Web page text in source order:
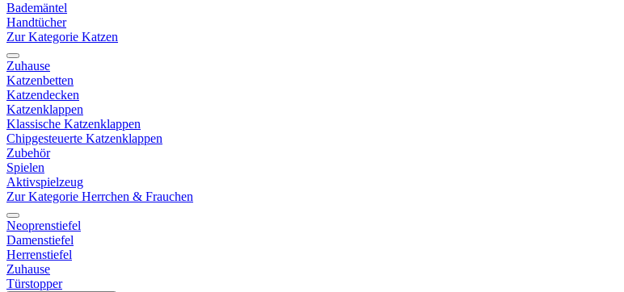
Bademäntel
Handtücher
Zur Kategorie Katzen
Zuhause
Katzenbetten
Katzendecken
Katzenklappen
Klassische Katzenklappen
Chipgesteuerte Katzenklappen
Zubehör
Spielen
Aktivspielzeug
Zur Kategorie Herrchen & Frauchen
Neoprenstiefel
Damenstiefel
Herrenstiefel
Zuhause
Türstopper